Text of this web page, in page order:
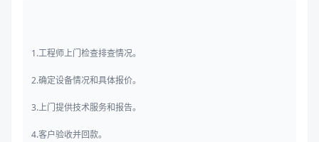
1.工程师上门检查排查情况。
2.确定设备情况和具体报价。
3.上门提供技术服务和报告。
4.客户验收并回款。